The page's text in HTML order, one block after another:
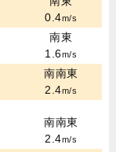
0.4m/s
南東
1.6m/s
南南東
2.4m/s
南南東
2.4m/s